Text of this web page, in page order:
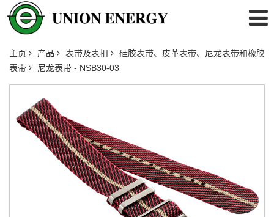
主页 产品 表带及表扣
硅胶表带、皮革表带、尼龙表带和橡胶
表带
尼龙表带 - NSB30-03